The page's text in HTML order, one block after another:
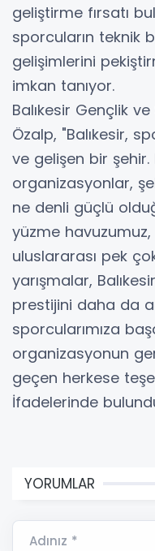
geliştirme fırsatı
sporcuların teknik
gelişimlerini
imkan tanıyor.
Balıkesir Gençlik
Özalp, "Balıkesir,
ve gelişen bir
organizasyonlar,
ne denli güçlü
yüzme
uluslararası pek
yarışmalar,
prestijini daha da
sporcularımıza
organizasyonun
geçen herkese
İfadelerinde
YORUMLAR
Adınız *